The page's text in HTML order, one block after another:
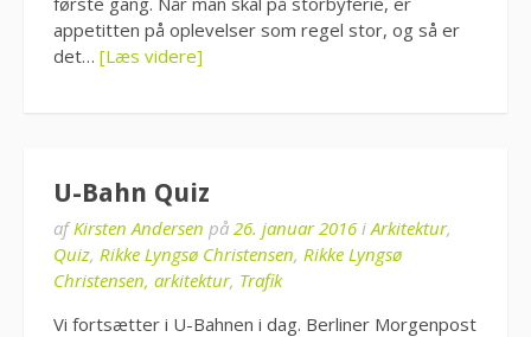
appetitten på oplevelser som regel stor, og så er
det… [Læs videre]
U-Bahn Quiz
afKirsten Andersen på 26. januar 2016 iArkitektur,
Quiz, Rikke Lyngsø Christensen, Rikke Lyngsø
Christensen, arkitektur, Trafik
Vi fortsætter i U-Bahnen i dag. Berliner Morgenpost